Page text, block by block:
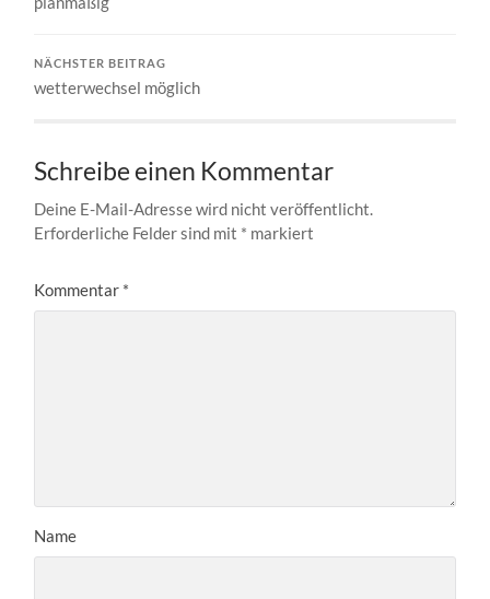
NÄCHSTER BEITRAG
wetterwechsel möglich
Schreibe einen Kommentar
Deine E-Mail-Adresse wird nicht veröffentlicht.
Erforderliche Felder sind mit * markiert
Kommentar *
Name